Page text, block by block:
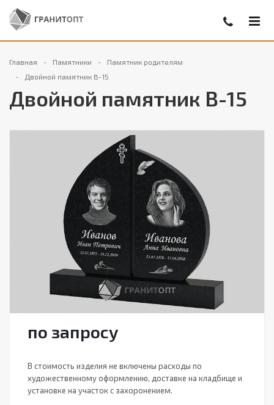
Главная Памятники
Памятник родителям
Двойной памятник В-15
Двойной памятник В-15
по запросу
В стоимость изделия не включены расходы по
художественному оформлению, доставке на кладбище и
установке на участок с захоронением.